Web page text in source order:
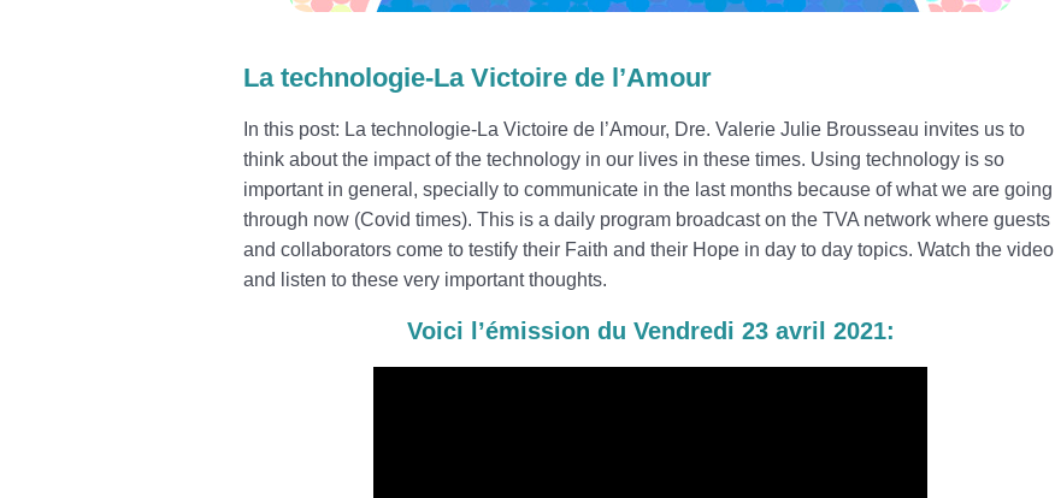
La technologie-La Victoire de l’Amour
In this post: La technologie-La Victoire de l’Amour, Dre. Valerie Julie Brousseau invites us to
think about the impact of the technology in our lives in these times. Using technology is so
important in general, specially to communicate in the last months because of what we are going
through now (Covid times). This is a daily program broadcast on the TVA network where guests
and collaborators come to testify their Faith and their Hope in day to day topics. Watch the video
and listen to these very important thoughts.
Voici l’émission du Vendredi 23 avril 2021: